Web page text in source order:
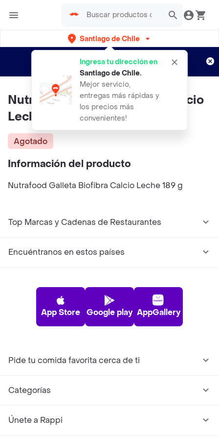
Santiago de Chile
Ingresa tu dirección en
Santiago de Chile.
Mejor servicio,
entregas más rápidas y
los precios más
convenientes!
envíos gratis por semanas
Aplican TyC
Nutra Food Galleta Biofibra Calcio
Leche
Agotado
Información del producto
Nutrafood Galleta Biofibra Calcio Leche 189 g
Top Marcas y Cadenas de Restaurantes
Encuéntranos en estos países
App Store Google play AppGallery
Pide tu comida favorita cerca de ti
Categorías
Únete a Rappi